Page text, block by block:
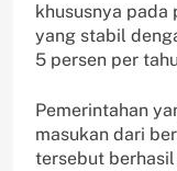
khususnya pada
yang stabil
5 persen per
Pemerintahan
masukan dari
tersebut